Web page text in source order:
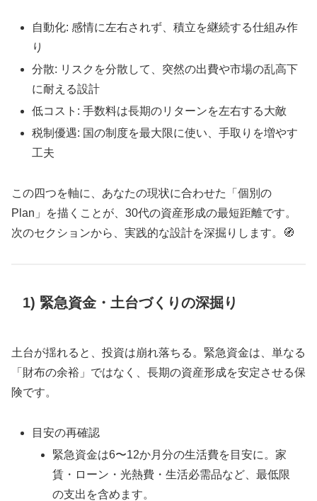
自動化: 感情に左右されず、積立を継続する仕組み作
り
分散: リスクを分散して、突然の出費や市場の乱高下
に耐える設計
低コスト: 手数料は長期のリターンを左右する大敵
税制優遇: 国の制度を最大限に使い、手取りを増やす
工夫
この四つを軸に、あなたの現状に合わせた「個別の
Plan」を描くことが、30代の資産形成の最短距離です。
次のセクションから、実践的な設計を深掘りします。🧭
1) 緊急資金・土台づくりの深掘り
土台が揺れると、投資は崩れ落ちる。緊急資金は、単なる
「財布の余裕」ではなく、長期の資産形成を安定させる保
険です。
目安の再確認
緊急資金は6〜12か月分の生活費を目安に。家
賃・ローン・光熱費・生活必需品など、最低限
の支出を含めます。